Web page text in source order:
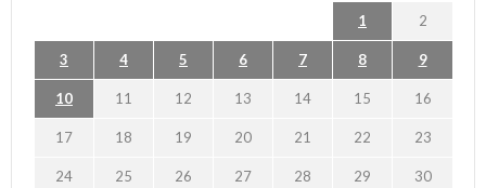
1 2
3 4 5 6 7 8 9
10 11 12 13 14 15 16
17 18 19 20 21 22 23
24 25 26 27 28 29 30